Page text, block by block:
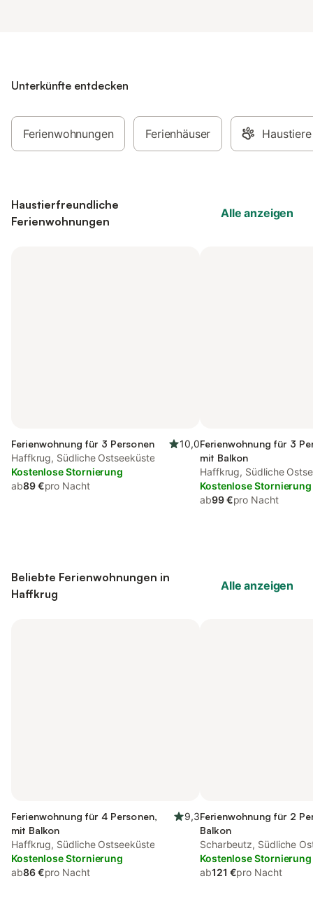
Unterkünfte entdecken
Ferienwohnungen Ferienhäuser
Haustierfreundliche
Ferienwohnungen
Alle anzeigen
Ferienwohnung für 3 Personen
10,0
Haffkrug, Südliche Ostseeküste
Kostenlose Stornierung
ab89 €pro Nacht
Ferienwohnung für 3
mit Balkon
Haffkrug, Südliche
Kostenlose Stornierung
ab99 €pro Nacht
Beliebte Ferienwohnungen in
Haffkrug
Alle anzeigen
Ferienwohnung für 4 Personen,
mit Balkon
9,3
Haffkrug, Südliche Ostseeküste
Kostenlose Stornierung
ab86 €pro Nacht
Ferienwohnung für 2
Balkon
Scharbeutz, Südliche
Kostenlose Stornierung
ab121 €pro Nacht